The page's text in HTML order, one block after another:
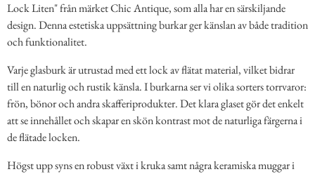
Lock Liten" från märket Chic Antique, som alla har en särskiljande
design. Denna estetiska uppsättning burkar ger känslan av både tradition
och funktionalitet.
Varje glasburk är utrustad med ett lock av flätat material, vilket bidrar
till en naturlig och rustik känsla. I burkarna ser vi olika sorters torrvaror:
frön, bönor och andra skafferiprodukter. Det klara glaset gör det enkelt
att se innehållet och skapar en skön kontrast mot de naturliga färgerna i
de flätade locken.
Högst upp syns en robust växt i kruka samt några keramiska muggar i